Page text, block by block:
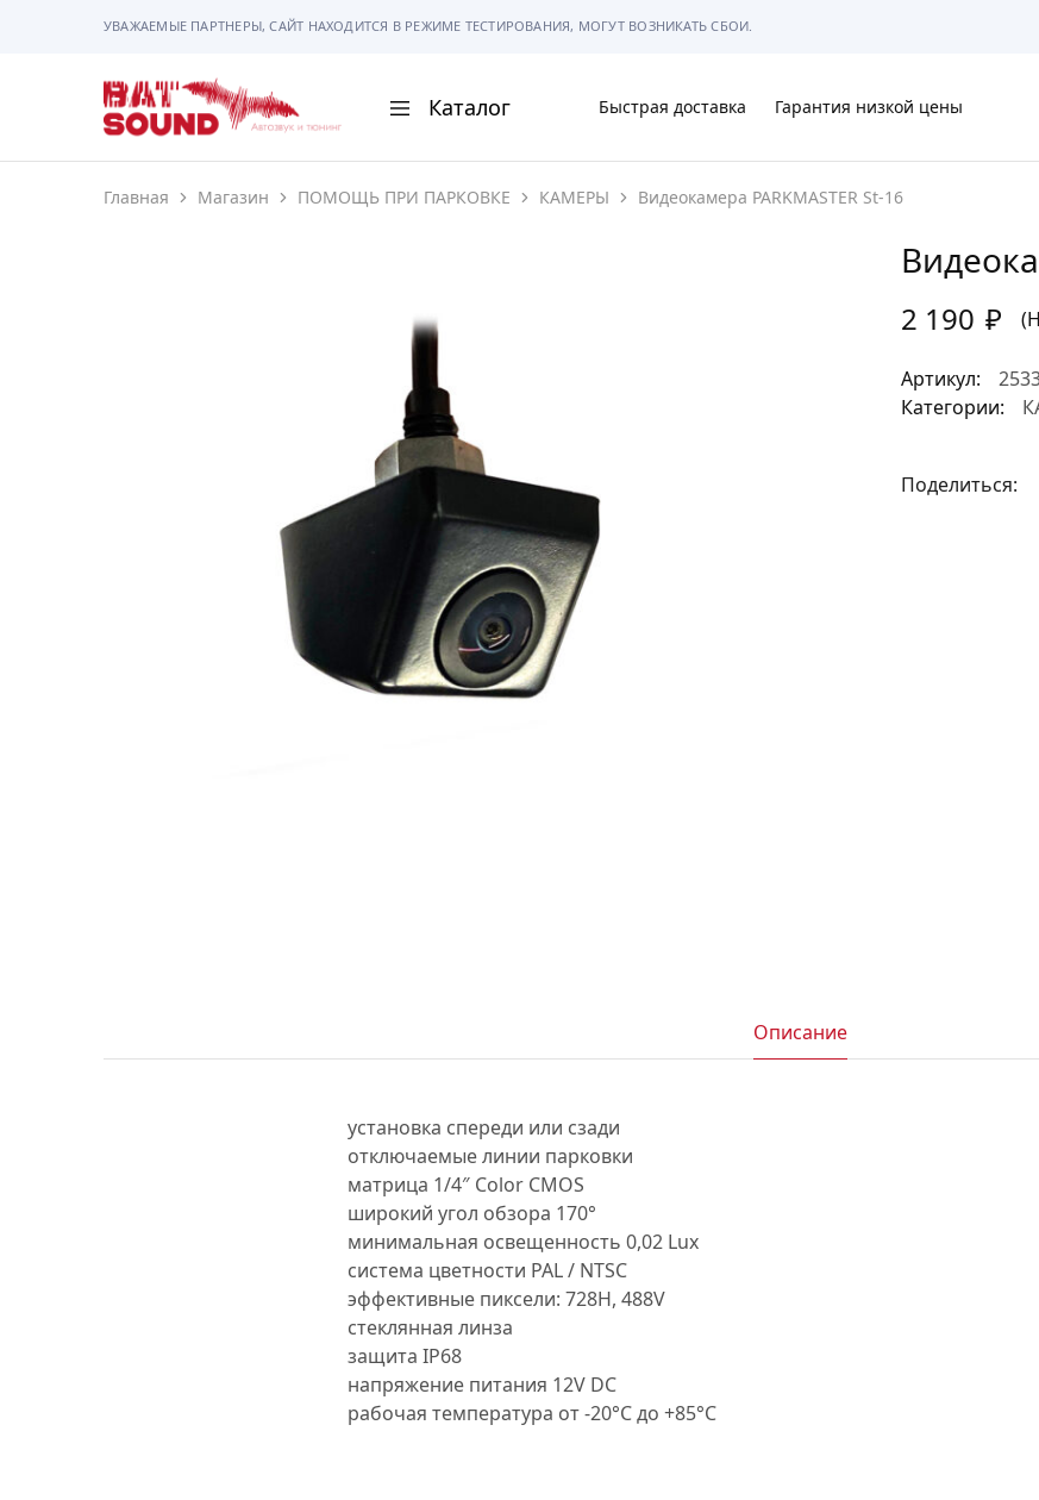
УВАЖАЕМЫЕ ПАРТНЕРЫ, САЙТ НАХОДИТСЯ В РЕЖИМЕ ТЕСТИРОВАНИЯ, МОГУТ ВОЗНИКАТЬ СБОИ.
BAT
Sound
Каталог
АВТОМАГНИТОЛЫ
РАМКИ И РАЗЪЕМЫ
ГАДЖЕТЫ
СИГНАЛИЗАЦИИ
ПОМОЩЬ ПРИ ПАРКОВКЕ
МУЗЫКАЛЬНЫЕ АКСЕССУАРЫ
АВТОУСИЛИТЕЛИ
САБВУФЕРЫ
ШУМОИЗОЛЯЦИЯ
Быстрая доставка Гарантия низкой цены
Главная Магазин ПОМОЩЬ ПРИ ПАРКОВКЕ КАМЕРЫ Видеокамера PARKMASTER St-16
2 190 ₽
Артикул:
Категории:
Поделиться:
Описание
установка спереди или сзади
отключаемые линии парковки
матрица 1/4″ Color CMOS
широкий угол обзора 170°
минимальная освещенность 0,02 Lux
система цветности PAL / NTSC
эффективные пиксели: 728H, 488V
стеклянная линза
защита IP68
напряжение питания 12V DC
рабочая температура от -20°С до +85°С